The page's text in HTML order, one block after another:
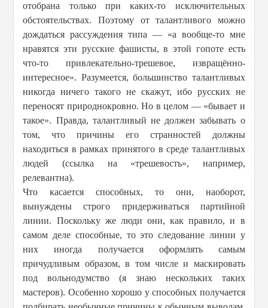
отобрана только при каких-то исключительных
обстоятельствах. Поэтому от талантливого можно
дождаться рассуждения типа — «а вообще-то мне
нравятся эти русские фашисты, в этой гопоте есть
что-то привлекательно-трешевое, извращённо-
интересное». Разумеется, большинство талантливых
никогда ничего такого не скажут, ибо русских не
переносят природнокровно. Но в целом — «бывает и
такое». Правда, талантливый не должен забывать о
том, что причины его странностей должны
находиться в рамках принятого в среде талантливых
людей (ссылка на «трешевость», например,
релевантна).
Что касается способных, то они, наоборот,
вынуждены строго придерживаться партийной
линии. Поскольку же люди они, как правило, и в
самом деле способные, то это следование линии у
них иногда получается оформлять самым
причудливым образом, в том числе и маскировать
под вольнодумство (я знаю нескольких таких
мастеров). Особенно хорошо у способных получается